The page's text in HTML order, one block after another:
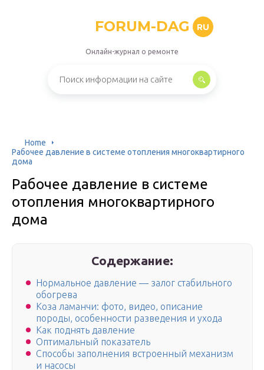
FORUM-DAG RU
Онлайн-журнал о ремонте
Home
Рабочее давление в системе отопления многоквартирного
дома
Рабочее давление в системе
отопления многоквартирного
дома
Содержание:
Нормальное давление — залог стабильного
обогрева
Коза ламанчи: фото, видео, описание
породы, особенности разведения и ухода
Как поднять давление
Оптимальный показатель
Способы заполнения встроенный механизм
и насосы